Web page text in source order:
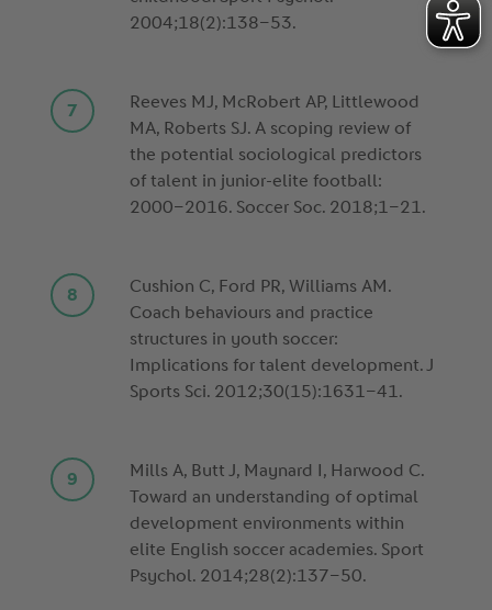
2004;18(2):138–53.
Reeves MJ, McRobert AP, Littlewood
MA, Roberts SJ. A scoping review of
the potential sociological predictors
of talent in junior-elite football:
2000–2016. Soccer Soc. 2018;1–21.
Cushion C, Ford PR, Williams AM.
Coach behaviours and practice
structures in youth soccer:
Implications for talent development. J
Sports Sci. 2012;30(15):1631–41.
Mills A, Butt J, Maynard I, Harwood C.
Toward an understanding of optimal
development environments within
elite English soccer academies. Sport
Psychol. 2014;28(2):137–50.